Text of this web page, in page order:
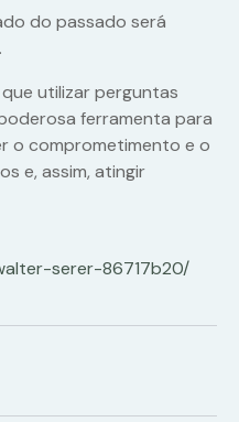
do passado será
utilizar perguntas
ferramenta para
o comprometimento e o
e, assim, atingir
serer-86717b20/